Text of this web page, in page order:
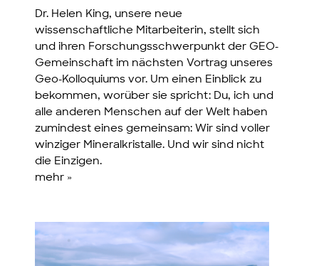
Dr. Helen King, unsere neue
wissenschaftliche Mitarbeiterin, stellt sich
und ihren Forschungsschwerpunkt der GEO-
Gemeinschaft im nächsten Vortrag unseres
Geo-Kolloquiums vor. Um einen Einblick zu
bekommen, worüber sie spricht: Du, ich und
alle anderen Menschen auf der Welt haben
zumindest eines gemeinsam: Wir sind voller
winziger Mineralkristalle. Und wir sind nicht
die Einzigen.
mehr »